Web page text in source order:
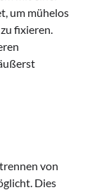
um mühelos
fixieren.
von
Dies